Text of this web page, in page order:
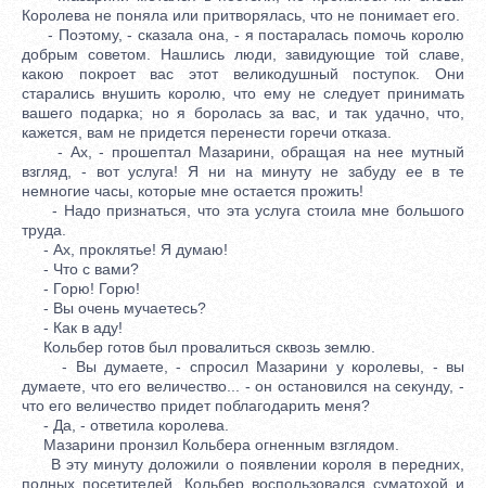
Королева не поняла или притворялась, что не понимает его.
- Поэтому, - сказала она, - я постаралась помочь королю
добрым советом. Нашлись люди, завидующие той славе,
какою покроет вас этот великодушный поступок. Они
старались внушить королю, что ему не следует принимать
вашего подарка; но я боролась за вас, и так удачно, что,
кажется, вам не придется перенести горечи отказа.
- Ах, - прошептал Мазарини, обращая на нее мутный
взгляд, - вот услуга! Я ни на минуту не забуду ее в те
немногие часы, которые мне остается прожить!
- Надо признаться, что эта услуга стоила мне большого
труда.
- Ах, проклятье! Я думаю!
- Что с вами?
- Горю! Горю!
- Вы очень мучаетесь?
- Как в аду!
Кольбер готов был провалиться сквозь землю.
- Вы думаете, - спросил Мазарини у королевы, - вы
думаете, что его величество... - он остановился на секунду, -
что его величество придет поблагодарить меня?
- Да, - ответила королева.
Мазарини пронзил Кольбера огненным взглядом.
В эту минуту доложили о появлении короля в передних,
полных посетителей. Кольбер воспользовался суматохой и